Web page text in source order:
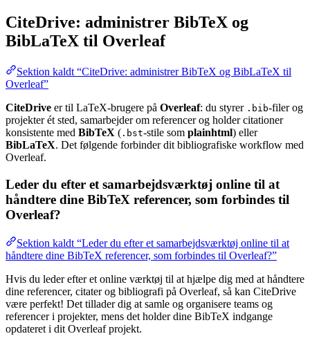
CiteDrive: administrer BibTeX og
BibLaTeX til Overleaf
Sektion kaldt “CiteDrive: administrer BibTeX og BibLaTeX til
Overleaf”
CiteDrive er til LaTeX-brugere på Overleaf: du styrer .bib-filer og
projekter ét sted, samarbejder om referencer og holder citationer
konsistente med BibTeX ( .bst-stile som plainhtml) eller
BibLaTeX. Det følgende forbinder dit bibliografiske workflow med
Overleaf.
Leder du efter et samarbejdsværktøj online til at
håndtere dine BibTeX referencer, som forbindes til
Overleaf?
Sektion kaldt “Leder du efter et samarbejdsværktøj online til at
håndtere dine BibTeX referencer, som forbindes til Overleaf?”
Hvis du leder efter et online værktøj til at hjælpe dig med at håndtere
dine referencer, citater og bibliografi på Overleaf, så kan CiteDrive
være perfekt! Det tillader dig at samle og organisere teams og
referencer i projekter, mens det holder dine BibTeX indgange
opdateret i dit Overleaf projekt.